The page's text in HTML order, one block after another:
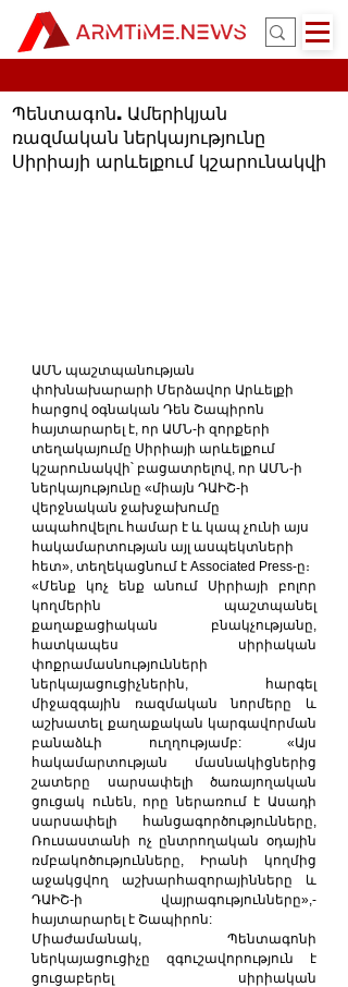
Պենտագոն. Ամերիկյան
ռազմական ներկայությունը
Սիրիայի արևելքում կշարունակվի
ԱՄՆ պաշտպանության
փոխնախարարի Մերձավոր Արևելքի
հարցով օգնական Դեն Շապիրոն
հայտարարել է, որ ԱՄՆ-ի զորքերի
տեղակայումը Սիրիայի արևելքում
կշարունակվի՝ բացատրելով, որ ԱՄՆ-ի
ներկայությունը «միայն ԴԱԻՇ-ի
վերջնական ջախջախումը
ապահովելու համար է և կապ չունի այս
հակամարտության այլ ասպեկտների
հետ», տեղեկացնում է Associated Press-ը։
«Մենք կոչ ենք անում Սիրիայի բոլոր
կողմերին պաշտպանել
քաղաքացիական բնակչությանը,
հատկապես սիրիական
փոքրամասնությունների
ներկայացուցիչներին, հարգել
միջազգային ռազմական նորմերը և
աշխատել քաղաքական կարգավորման
բանաձևի ուղղությամբ: «Այս
հակամարտության մասնակիցներից
շատերը սարսափելի ծառայողական
ցուցակ ունեն, որը ներառում է Ասադի
սարսափելի հանցագործությունները,
Ռուսաստանի ոչ ընտրողական օդային
ռմբակոծությունները, Իրանի կողմից
աջակցվող աշխարհազորայինները և
ԴԱԻՇ-ի վայրագությունները»,-
հայտարարել է Շապիրոն:
Միաժամանակ, Պենտագոնի
ներկայացուցիչը զգուշավորություն է
ցուցաբերել սիրիական